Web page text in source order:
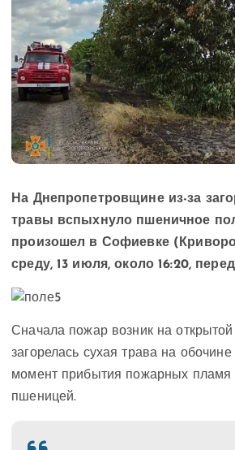
На Днепропетровщине из-за
травы вспыхнуло пшеничное
произошел в Софиевке
среду, 13 июля, около 16:20,
Сначала пожар возник на открытой
загорелась сухая трава на
момент прибытия пожарных пламя
пшеницей.